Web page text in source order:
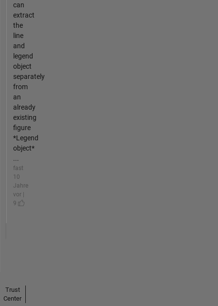
can
extract
the
line
and
legend
object
separately
from
an
already
existing
figure
*Legend
object*
...
fast
10
Jahre
vor |
9
Trust
Center